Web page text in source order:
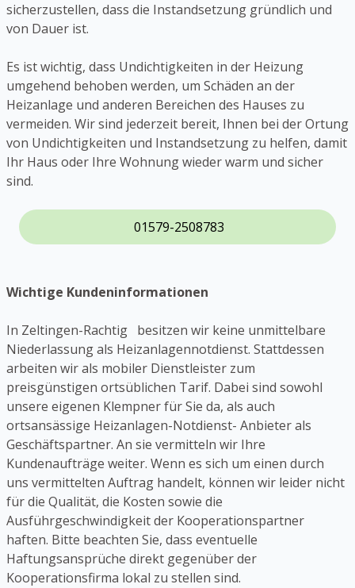
sicherzustellen, dass die Instandsetzung gründlich und
von Dauer ist.
Es ist wichtig, dass Undichtigkeiten in der Heizung
umgehend behoben werden, um Schäden an der
Heizanlage und anderen Bereichen des Hauses zu
vermeiden. Wir sind jederzeit bereit, Ihnen bei der Ortung
von Undichtigkeiten und Instandsetzung zu helfen, damit
Ihr Haus oder Ihre Wohnung wieder warm und sicher
sind.
01579-2508783
Wichtige Kundeninformationen
In Zeltingen-Rachtig besitzen wir keine unmittelbare
Niederlassung als Heizanlagennotdienst. Stattdessen
arbeiten wir als mobiler Dienstleister zum
preisgünstigen ortsüblichen Tarif. Dabei sind sowohl
unsere eigenen Klempner für Sie da, als auch
ortsansässige Heizanlagen-Notdienst- Anbieter als
Geschäftspartner. An sie vermitteln wir Ihre
Kundenaufträge weiter. Wenn es sich um einen durch
uns vermittelten Auftrag handelt, können wir leider nicht
für die Qualität, die Kosten sowie die
Ausführgeschwindigkeit der Kooperationspartner
haften. Bitte beachten Sie, dass eventuelle
Haftungsansprüche direkt gegenüber der
Kooperationsfirma lokal zu stellen sind.